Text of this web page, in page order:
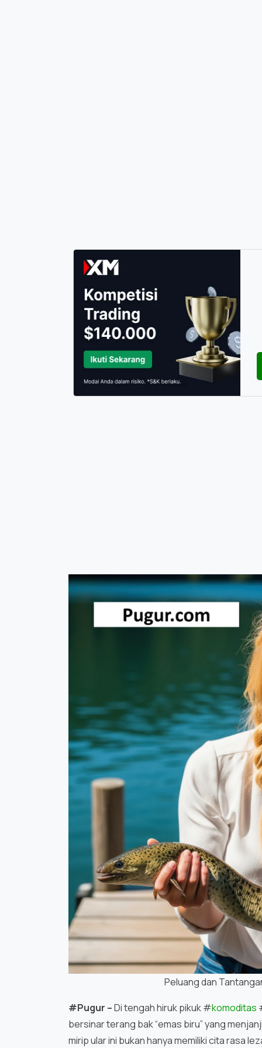
Peluang dan
#Pugur –Di tengah hiruk pikuk #komoditas
bersinar terang bak “emas biru” yang
mirip ular ini bukan hanya memiliki cita rasa